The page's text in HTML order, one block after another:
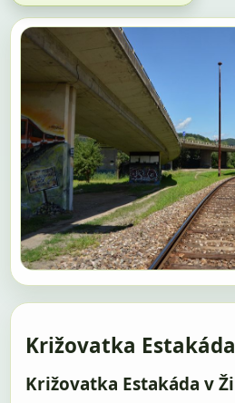
Križovatka Estakáda
Križovatka Estakáda v